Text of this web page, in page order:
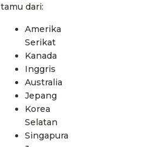
tamu dari:
Amerika
Serikat
Kanada
Inggris
Australia
Jepang
Korea
Selatan
Singapura